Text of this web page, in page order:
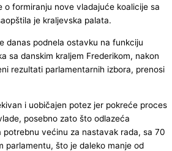
o formiranju nove vladajuće koalicije sa
je kraljevska palata.
danas podnela ostavku na funkciju
sa danskim kraljem Frederikom, nakon
rezultati parlamentarnih izbora, prenosi
i uobičajen potez jer pokreće proces
posebno zato što odlazeća
većinu za nastavak rada, sa 70
parlamentu, što je daleko manje od